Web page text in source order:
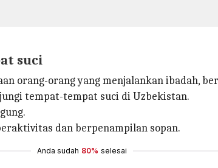
suci
orang-orang yang menjalankan ibadah,
tempat-tempat suci di Uzbekistan.
dan berpenampilan sopan.
Anda sudah 80% selesai